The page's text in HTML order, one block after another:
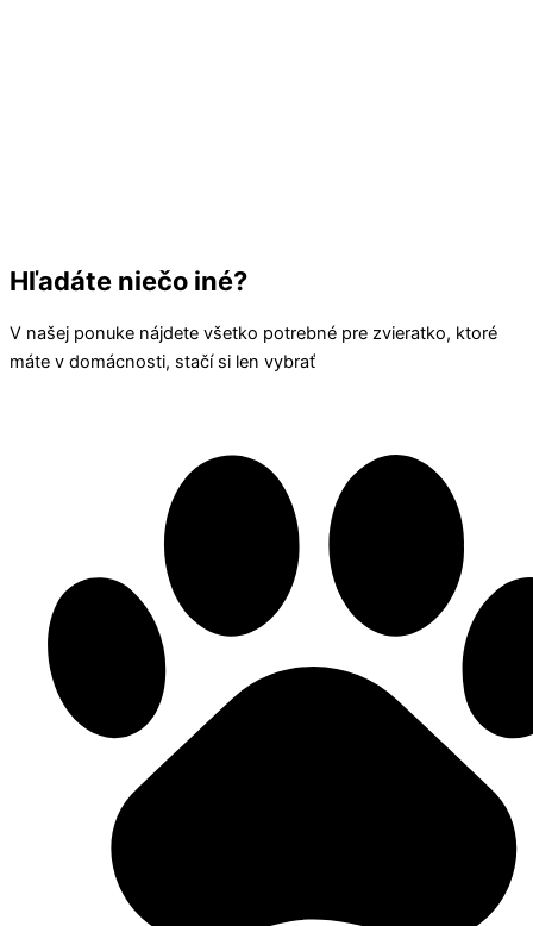
Hľadáte niečo iné?
V našej ponuke nájdete všetko potrebné pre zvieratko, ktoré
máte v domácnosti, stačí si len vybrať